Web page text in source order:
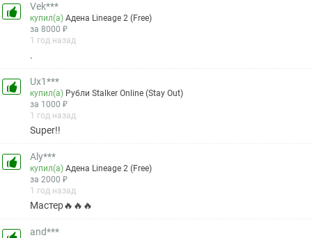
Vek***
купил(а)Адена Lineage 2 (Free)
за 8000 ₽
1 год назад
.
Ux1***
купил(а) Рубли Stalker Online (Stay Out)
за 1000 ₽
1 год назад
Super!!
Aly***
купил(а)Адена Lineage 2 (Free)
за 2000 ₽
1 год назад
Мастер🔥🔥🔥
and***